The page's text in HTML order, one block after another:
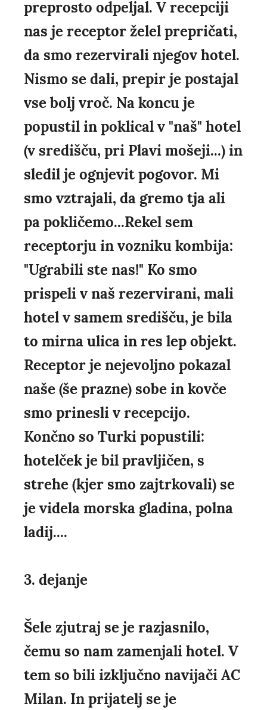
preprosto odpeljal. V recepciji
nas je receptor želel prepričati,
da smo rezervirali njegov hotel.
Nismo se dali, prepir je postajal
vse bolj vroč. Na koncu je
popustil in poklical v "naš" hotel
(v središču, pri Plavi mošeji...) in
sledil je ognjevit pogovor. Mi
smo vztrajali, da gremo tja ali
pa pokličemo...Rekel sem
receptorju in vozniku kombija:
"Ugrabili ste nas!" Ko smo
prispeli v naš rezervirani, mali
hotel v samem središču, je bila
to mirna ulica in res lep objekt.
Receptor je nejevoljno pokazal
naše (še prazne) sobe in kovče
smo prinesli v recepcijo.
Končno so Turki popustili:
hotelček je bil pravljičen, s
strehe (kjer smo zajtrkovali) se
je videla morska gladina, polna
ladij....
3. dejanje
Šele zjutraj se je razjasnilo,
čemu so nam zamenjali hotel. V
tem so bili izključno navijači AC
Milan. In prijatelj se je